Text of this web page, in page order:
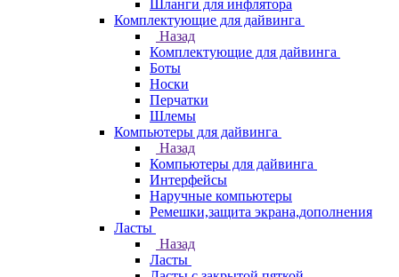
Шланги для инфлятора
Комплектующие для дайвинга
Назад
Комплектующие для дайвинга
Боты
Носки
Перчатки
Шлемы
Компьютеры для дайвинга
Назад
Компьютеры для дайвинга
Интерфейсы
Наручные компьютеры
Ремешки,защита экрана,дополнения
Ласты
Назад
Ласты